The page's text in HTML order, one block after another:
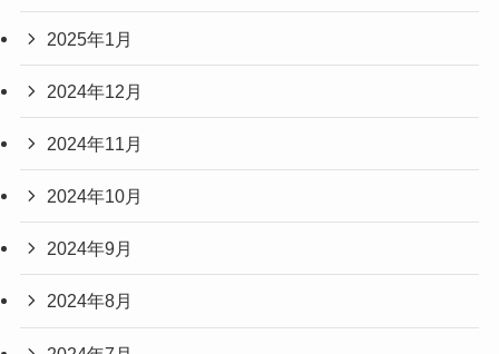
2025年1月
2024年12月
2024年11月
2024年10月
2024年9月
2024年8月